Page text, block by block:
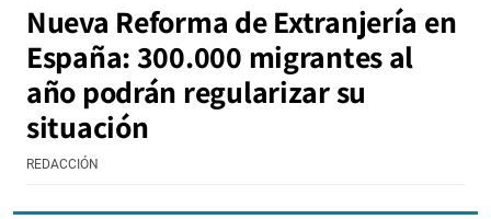
Nueva Reforma de Extranjería en
España: 300.000 migrantes al
año podrán regularizar su
situación
REDACCIÓN